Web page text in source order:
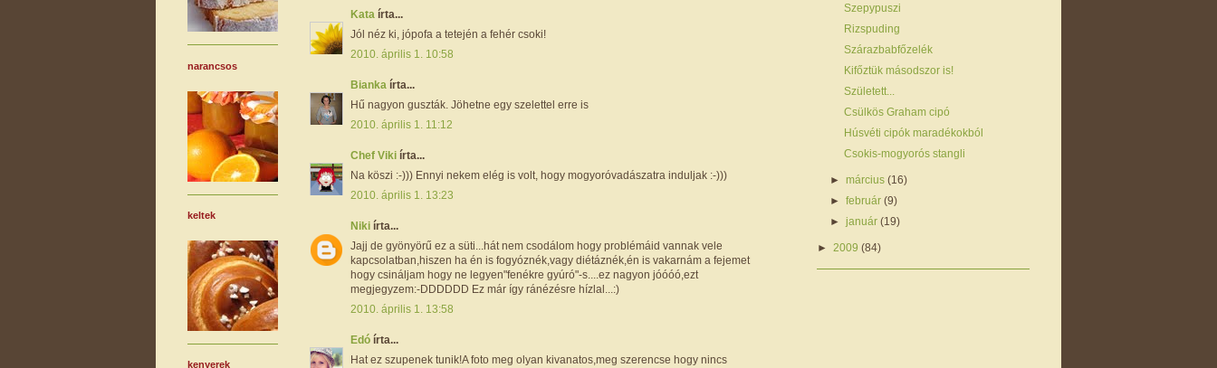
Kata írta...
Jól néz ki, jópofa a tetején a fehér csoki!
2010. április 1. 10:58
Bianka írta...
Hű nagyon guszták. Jöhetne egy szelettel erre is
2010. április 1. 11:12
Chef Viki írta...
Na köszi :-))) Ennyi nekem elég is volt, hogy mogyoróvadászatra induljak :-)))
2010. április 1. 13:23
Niki írta...
Jajj de gyönyörű ez a süti...hát nem csodálom hogy problémáid vannak vele
kapcsolatban,hiszen ha én is fogyóznék,vagy diétáznék,én is vakarnám a fejemet
hogy csináljam hogy ne legyen"fenékre gyúró"-s....ez nagyon jóóóó,ezt
megjegyzem:-DDDDDD Ez már így ránézésre hízlal...:)
2010. április 1. 13:58
Edó írta...
Hat ez szupenek tunik!A foto meg olyan kivanatos,meg szerencse hogy nincs
narancsos
keltek
kenyerek
Szepypuszi
Rizspuding
Szárazbabfőzelék
Kifőztük másodszor is!
Született...
Csülkös Graham cipó
Húsvéti cipók maradékokból
Csokis-mogyorós stangli
►március(16)
►február(9)
►január(19)
► 2009 (84)